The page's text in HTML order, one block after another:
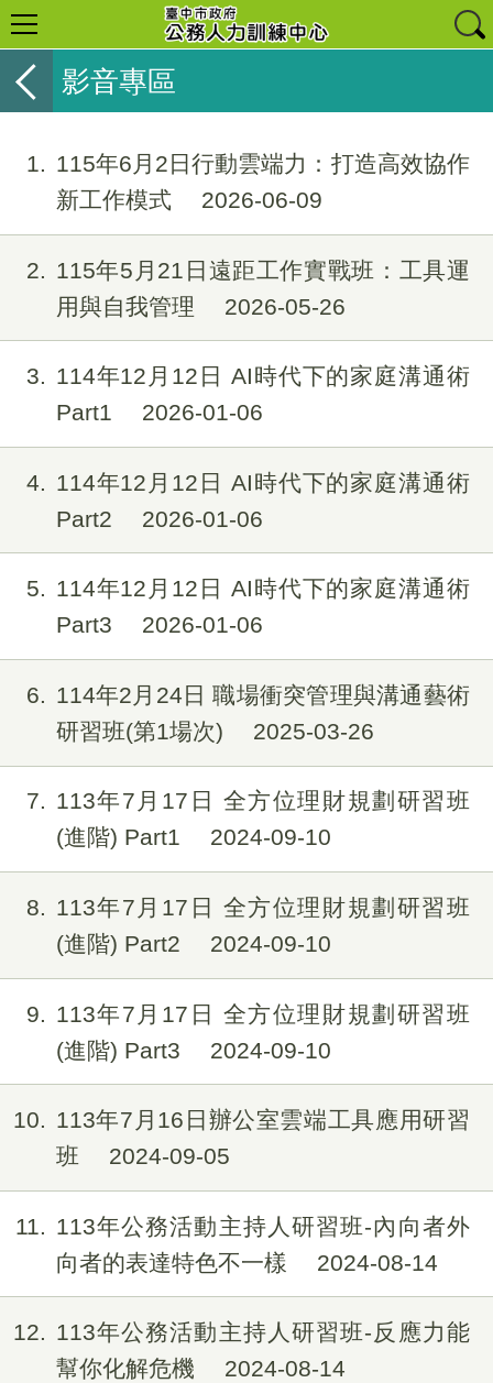
影音專區
1
115年6月2日行動雲端力：打造高效協作
新工作模式
2026-06-09
2
115年5月21日遠距工作實戰班：工具運
用與自我管理
2026-05-26
3
114年12月12日 AI時代下的家庭溝通術
Part1
2026-01-06
4
114年12月12日 AI時代下的家庭溝通術
Part2
2026-01-06
5
114年12月12日 AI時代下的家庭溝通術
Part3
2026-01-06
6
114年2月24日 職場衝突管理與溝通藝術
研習班(第1場次)
2025-03-26
7
113年7月17日 全方位理財規劃研習班
(進階) Part1
2024-09-10
8
113年7月17日 全方位理財規劃研習班
(進階) Part2
2024-09-10
9
113年7月17日 全方位理財規劃研習班
(進階) Part3
2024-09-10
10
113年7月16日辦公室雲端工具應用研習
班
2024-09-05
11
113年公務活動主持人研習班-內向者外
向者的表達特色不一樣
2024-08-14
12
113年公務活動主持人研習班-反應力能
幫你化解危機
2024-08-14